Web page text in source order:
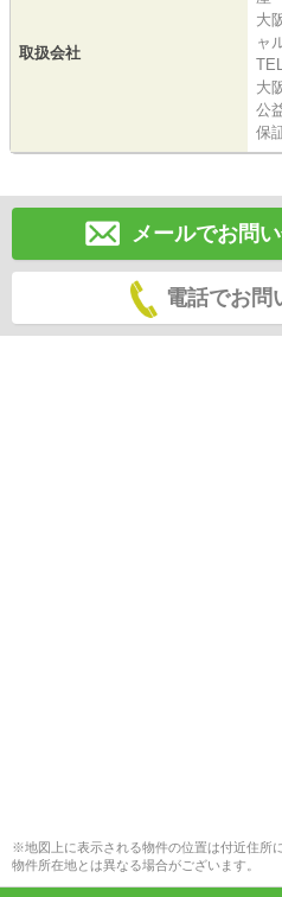
取扱会社
大
ャ
大
公
保
メールでお問
電話でお問
※地図上に表示される物件の位置は付近住所
物件所在地とは異なる場合がございます。